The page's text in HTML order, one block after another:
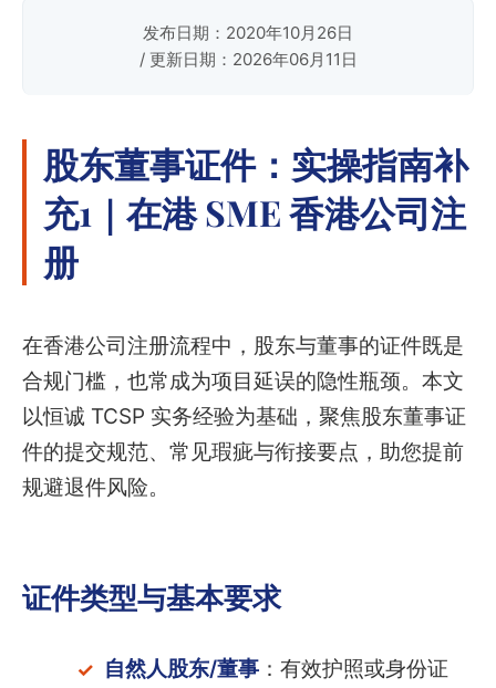
发布日期：2020年10月26日
/ 更新日期：2026年06月11日
股东董事证件：实操指南补
充1｜在港 SME 香港公司注
册
在香港公司注册流程中，股东与董事的证件既是
合规门槛，也常成为项目延误的隐性瓶颈。本文
以恒诚 TCSP 实务经验为基础，聚焦股东董事证
件的提交规范、常见瑕疵与衔接要点，助您提前
规避退件风险。
证件类型与基本要求
自然人股东/董事：有效护照或身份证